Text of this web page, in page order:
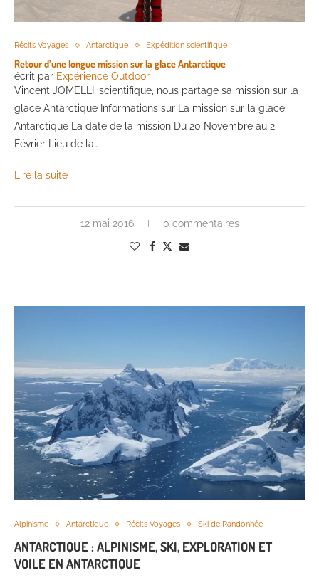
Récits Voyages Antarctique Expédition scientifique
Retour d’une longue mission sur la glace Antarctique
écrit par Expérience Outdoor
Vincent JOMELLI, scientifique, nous partage sa mission sur la
glace Antarctique Informations sur La mission sur la glace
Antarctique La date de la mission Du 20 Novembre au 2
Février Lieu de la…
Lire la suite
12 mai 2016 0 commentaires
Alpinisme Antarctique Récits Voyages Ski de Randonnée
ANTARCTIQUE : ALPINISME, SKI, EXPLORATION ET
VOILE EN ANTARCTIQUE